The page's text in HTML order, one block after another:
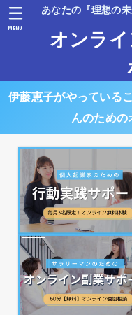
あなたの『理想の
オンラ
MENU
伊藤恵子がやっている
んのための